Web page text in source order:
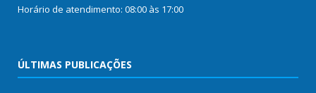
Horário de atendimento: 08:00 às 17:00
ÚLTIMAS PUBLICAÇÕES